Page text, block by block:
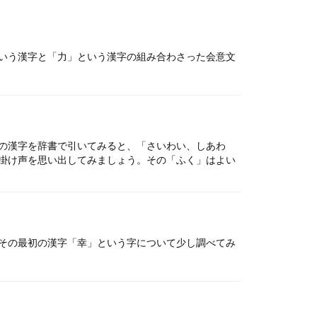
漢字と「力」という漢字の組み合わさった会意文
字を辞書で引いてみると、「さいわい、しあわ
け声を思い出してみましょう。その「ふく」はよい
最初の漢字「幸」という字について少し調べてみ